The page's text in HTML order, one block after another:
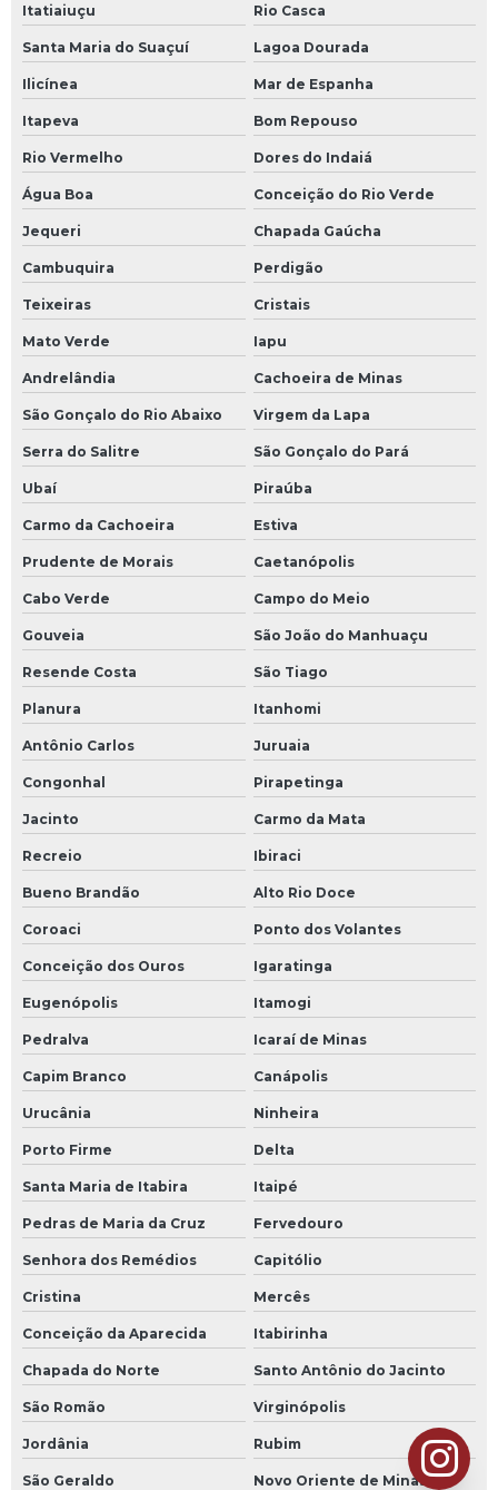
Itatiaiuçu Rio Casca
Santa Maria do Suaçuí Lagoa Dourada
Ilicínea Mar de Espanha
Itapeva Bom Repouso
Rio Vermelho Dores do Indaiá
Água Boa Conceição do Rio Verde
Jequeri Chapada Gaúcha
Cambuquira Perdigão
Teixeiras Cristais
Mato Verde Iapu
Andrelândia Cachoeira de Minas
São Gonçalo do Rio Abaixo Virgem da Lapa
Serra do Salitre São Gonçalo do Pará
Ubaí Piraúba
Carmo da Cachoeira Estiva
Prudente de Morais Caetanópolis
Cabo Verde Campo do Meio
Gouveia São João do Manhuaçu
Resende Costa São Tiago
Planura Itanhomi
Antônio Carlos Juruaia
Congonhal Pirapetinga
Jacinto Carmo da Mata
Recreio Ibiraci
Bueno Brandão Alto Rio Doce
Coroaci Ponto dos Volantes
Conceição dos Ouros Igaratinga
Eugenópolis Itamogi
Pedralva Icaraí de Minas
Capim Branco Canápolis
Urucânia Ninheira
Porto Firme Delta
Santa Maria de Itabira Itaipé
Pedras de Maria da Cruz Fervedouro
Senhora dos Remédios Capitólio
Cristina Mercês
Conceição da Aparecida Itabirinha
Chapada do Norte Santo Antônio do Jacinto
São Romão Virginópolis
Jordânia Rubim
São Geraldo Novo Oriente de Minas